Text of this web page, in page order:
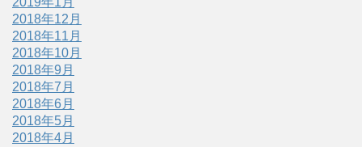
2018年12月
2018年11月
2018年10月
2018年9月
2018年7月
2018年6月
2018年5月
2018年4月